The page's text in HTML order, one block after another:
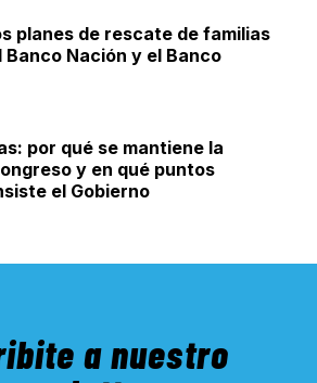
planes de rescate de familias
Banco Nación y el Banco
por qué se mantiene la
y en qué puntos
el Gobierno
a nuestro